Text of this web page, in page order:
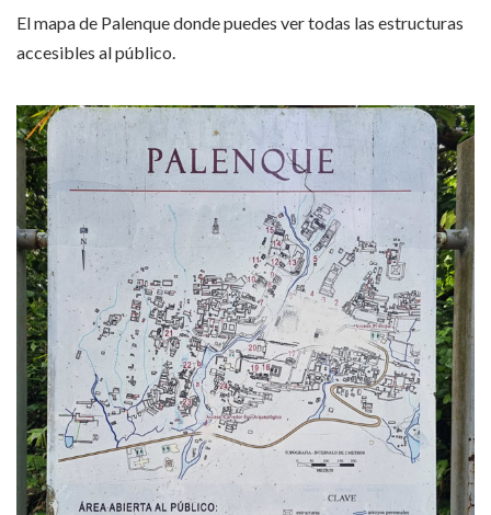
El mapa de Palenque donde puedes ver todas las estructuras
accesibles al público.